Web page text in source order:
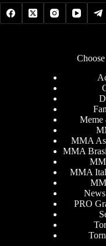
Meme
MMA
MMA
MMA
PRO